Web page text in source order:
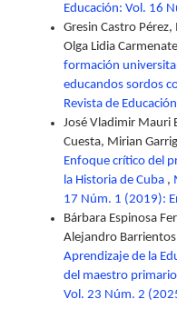
Educación: Vol. 16
Gresin Castro
Olga Lidia
formación
educandos sordos
Revista de
José Vladimir Mauri
Cuesta, Mirian
Enfoque crítico del
la Historia de Cuba ,
17 Núm. 1 (2019):
Bárbara Espinosa
Alejandro
Aprendizaje de la
del maestro primario
Vol. 23 Núm. 2